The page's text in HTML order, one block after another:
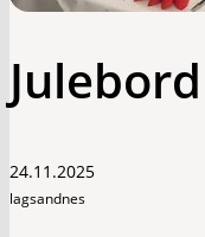
24.11.2025
lagsandnes